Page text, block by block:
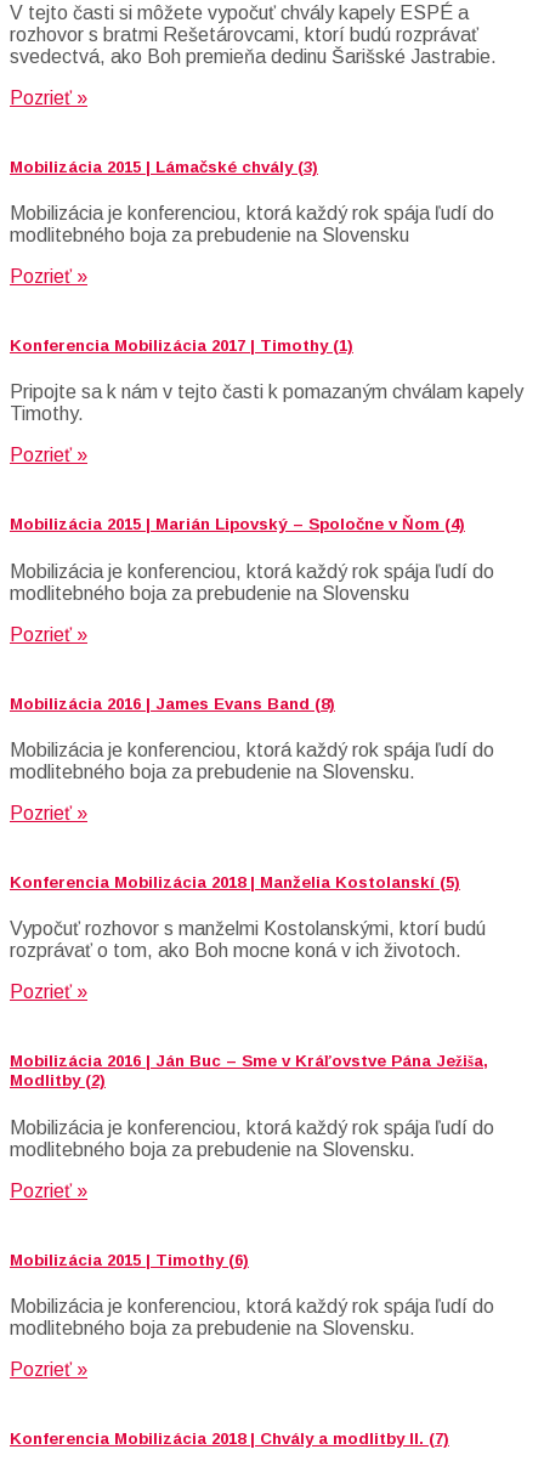
V tejto časti si môžete vypočuť chvály kapely ESPÉ a
rozhovor s bratmi Rešetárovcami, ktorí budú rozprávať
svedectvá, ako Boh premieňa dedinu Šarišské Jastrabie.
Pozrieť »
Mobilizácia 2015 | Lámačské chvály (3)
Mobilizácia je konferenciou, ktorá každý rok spája ľudí do
modlitebného boja za prebudenie na Slovensku
Pozrieť »
Konferencia Mobilizácia 2017 | Timothy (1)
Pripojte sa k nám v tejto časti k pomazaným chválam kapely
Timothy.
Pozrieť »
Mobilizácia 2015 | Marián Lipovský – Spoločne v Ňom (4)
Mobilizácia je konferenciou, ktorá každý rok spája ľudí do
modlitebného boja za prebudenie na Slovensku
Pozrieť »
Mobilizácia 2016 | James Evans Band (8)
Mobilizácia je konferenciou, ktorá každý rok spája ľudí do
modlitebného boja za prebudenie na Slovensku.
Pozrieť »
Konferencia Mobilizácia 2018 | Manželia Kostolanskí (5)
Vypočuť rozhovor s manželmi Kostolanskými, ktorí budú
rozprávať o tom, ako Boh mocne koná v ich životoch.
Pozrieť »
Mobilizácia 2016 | Ján Buc – Sme v Kráľovstve Pána Ježiša,
Modlitby (2)
Mobilizácia je konferenciou, ktorá každý rok spája ľudí do
modlitebného boja za prebudenie na Slovensku.
Pozrieť »
Mobilizácia 2015 | Timothy (6)
Mobilizácia je konferenciou, ktorá každý rok spája ľudí do
modlitebného boja za prebudenie na Slovensku.
Pozrieť »
Konferencia Mobilizácia 2018 | Chvály a modlitby II. (7)